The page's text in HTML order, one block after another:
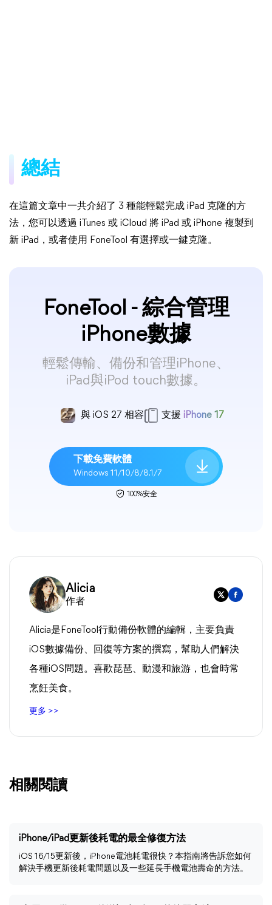
總結
在這篇文章中一共介紹了 3 種能輕鬆完成 iPad 克隆的方
法，您可以透過 iTunes 或 iCloud 將 iPad 或 iPhone 複製到
新 iPad，或者使用 FoneTool 有選擇或一鍵克隆。
FoneTool - 綜合管理
iPhone數據
輕鬆傳輸、備份和管理iPhone、
iPad與iPod touch數據。
與 iOS 27 相容 支援 iPhone 17
下載免費軟體
Windows 11/10/8/8.1/7
100%安全
Alicia
作者
Alicia是FoneTool行動備份軟體的編輯，主要負責
iOS數據備份、回復等方案的撰寫，幫助人們解決
各種iOS問題。喜歡琵琶、動漫和旅游，也會時常
烹飪美食。
更多 >>
相關閱讀
iPhone/iPad更新後耗電的最全修復方法
iOS 16/15更新後，iPhone電池耗電很快？本指南將告訴您如何
解決手機更新後耗電問題以及一些延長手機電池壽命的方法。